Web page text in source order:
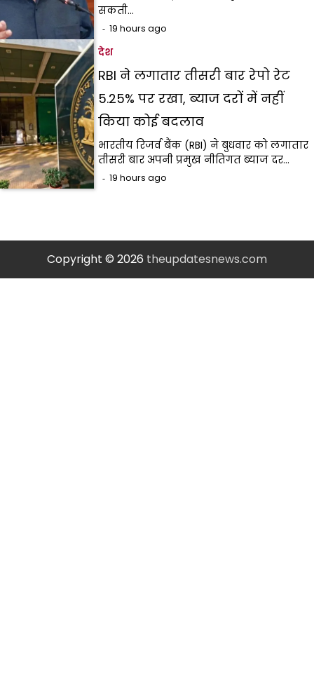
सकती…
19 hours ago
देश
RBI ने लगातार तीसरी बार रेपो रेट
5.25% पर रखा, ब्याज दरों में नहीं
किया कोई बदलाव
भारतीय रिजर्व बैंक (RBI) ने बुधवार को लगातार
तीसरी बार अपनी प्रमुख नीतिगत ब्याज दर…
19 hours ago
Copyright © 2026 theupdatesnews.com